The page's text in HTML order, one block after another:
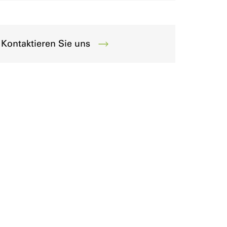
Kontaktieren Sie uns